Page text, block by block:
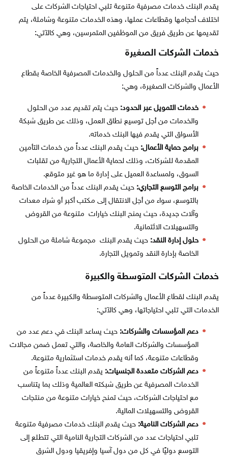
يقدم البنك خدمات مصرفية متنوعة تلبي احتياجات الشركات على
اختلاف أحجامها وقطاعات عملها، وهذه الخدمات متنوعة وشاملة، يتم
تقديمها عن طريق فريق من الموظفين المتمرسين، وهي كالآتي:
خدمات الشركات الصغيرة
حيث يقدم البنك عدداً من الحلول والخدمات المصرفية الخاصة بقطاع
الأعمال والشركات الصغيرة، وهي:
خدمات التمويل عبر الحدود: حيث يتم تقديم عدد من الحلول
والخدمات من أجل توسيع نطاق العمل، وذلك عن طريق شبكة
الأسواق التي يقدم فيها البنك خدماته.
برامج حماية الأعمال: حيث يقدم البنك عدداً من خدمات التأمين
المقدمة للشركات، وذلك لحماية الأعمال التجارية من تقلبات
السوق، ولمساعدة العميل على إدارة ما هو غير متوقع.
برامج التوسع التجاري: حيث يقدم البنك عدداً من الخدمات الخاصة
بالتوسع، سواء من أجل الانتقال إلى مكتب أكبر أو شراء معدات
وآلات جديدة، حيث يمنح البنك خيارات متنوعة من القروض
والتسهيلات الائتمانية.
حلول إدارة النقد: حيث يقدم البنك مجموعة شاملة من الحلول
الخاصة بإدارة النقد وتمويل التجارة.
خدمات الشركات المتوسطة والكبيرة
يقدم البنك لقطاع الأعمال والشركات المتوسطة والكبيرة عدداً من
الخدمات التي تلبي احتياجاتها، وهي كالآتي:
دعم المؤسسات والشركات: حيث يساعد البنك في دعم عدد من
المؤسسات والشركات العامة والخاصة، والتي تعمل ضمن مجالات
وقطاعات متنوعة، كما أنه يقدم خدمات استثمارية متنوعة.
دعم الشركات متعددة الجنسيات: يقدم البنك عدداً متنوعاً من
الخدمات المصرفية عن طريق شبكته العالمية وذلك بما يتناسب
مع احتياجات الشركات، حيث تمنح خيارات متنوعة من منتجات
القروض والتسهيلات المالية.
دعم الشركات النامية: حيث يقدم البنك خدمات مصرفية متنوعة
تلبي احتياجات عدد من الشركات التجارية النامية التي تتطلع إلى
التوسع دوليًا في كل من دول آسيا وإفريقيا ودول الشرق